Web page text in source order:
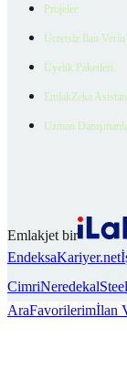
Projeler
Ücretsiz İlan Verin
Üyelik Paketleri
EmlakZeka Asistan
Uzman
Emlakjet bir
EndeksaKariyer.net
CimriNeredekal
AraFavorilerimİlan